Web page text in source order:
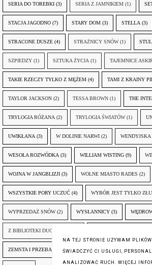
SERIA DO TOREBKI (3) SERIA Z JAMNIKIEM (1)
STACJA JAGODNO (7) STARY DOM (3) STELLA (3)
STRACONE DUSZE (4) STRAŻNICY SNÓW (1)
SZPIEDZY (1) SZTUKA ŻYCIA (1) TAJEMNICE
TAKIE RZECZY TYLKO Z MĘŻEM (4) TAMI Z KRAINY
TAYLOR JACKSON (2) TESSA BROWN (1) THE
TRYLOGIA RÓŻANA (2) TRYLOGIA ŚWIATÓW (1)
UWIKŁANA (3) W DOLINIE NARWI (2)
WESOŁA ROZWÓDKA (3) WILLIAM WISTING (9)
WOJNA W JANGBLIZJI (3) WOLNE MIASTO RADES (2)
WSZYSTKIE PORY UCZUĆ (4) WYBÓR JEST TYLKO
WYPRZEDAŻ SNÓW (2) WYSŁANNICY (3)
Z BIBLIOTEKI DUCHA GÓR
ZEMSTA I PRZEBACZENIE (6) ŚLADY ZBRODNI (3)
NA TEJ STRONIE UŻYWAM PLIKÓW
ŚWIADCZYĆ CI USŁUGI,
ANALIZOWAĆ RUCH. WIĘCEJ